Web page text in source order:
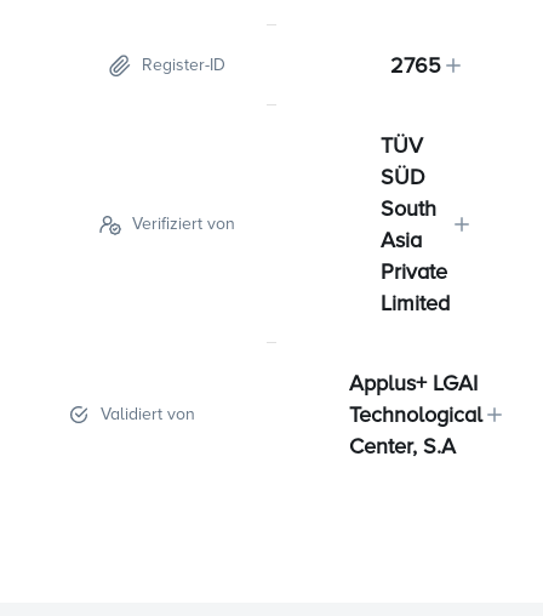
Register-ID 2765
Verifiziert von
TÜV
SÜD
South
Asia
Private
Limited
Validiert von
Applus+ LGAI
Technological
Center, S.A